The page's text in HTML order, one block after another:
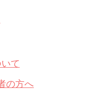
て
の方へ